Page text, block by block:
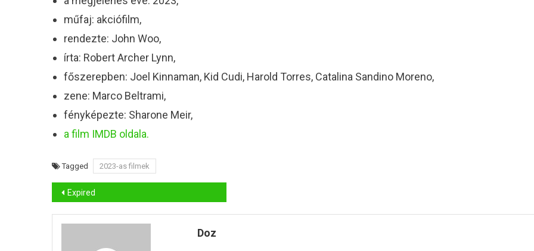
műfaj: akciófilm,
rendezte: John Woo,
írta: Robert Archer Lynn,
főszerepben: Joel Kinnaman, Kid Cudi, Harold Torres, Catalina Sandino Moreno,
zene: Marco Beltrami,
fényképezte: Sharone Meir,
a film IMDB oldala.
Tagged 2023-as filmek
Bejegyzés
navigáció
Expired
Doz